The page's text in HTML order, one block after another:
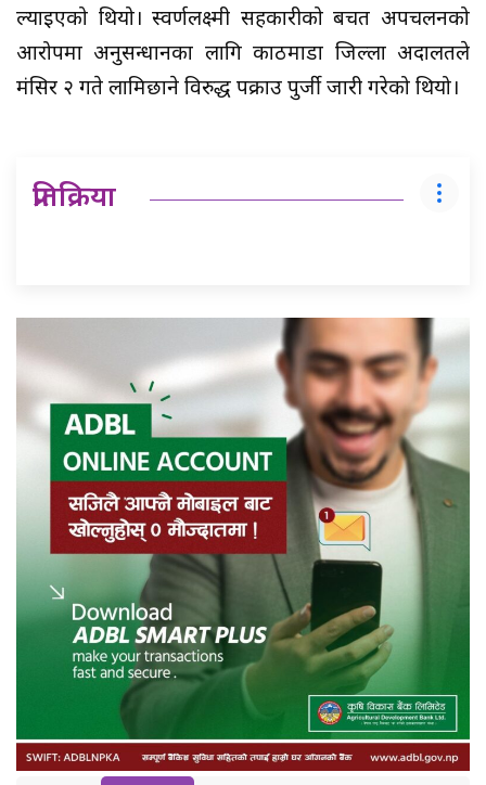
ल्याइएको थियो। स्वर्णलक्ष्मी सहकारीको बचत अपचलनको
आरोपमा अनुसन्धानका लागि काठमाडौं जिल्ला अदालतले
मंसिर २ गते लामिछाने विरुद्ध पक्राउ पुर्जी जारी गरेको थियो।
प्रतिक्रिया